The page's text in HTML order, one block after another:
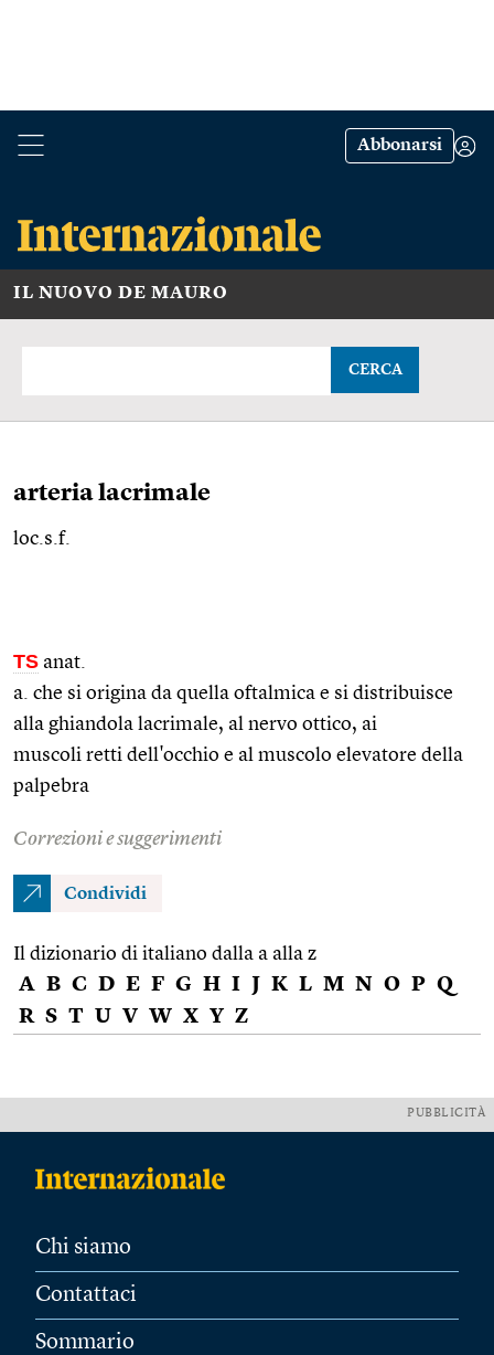
Abbonarsi
IL NUOVO DE MAURO
CERCA
arteria lacrimale
loc.s.f.
TS anat.
a. che si origina da quella oftalmica e si distribuisce
alla ghiandola lacrimale, al nervo ottico, ai
muscoli retti dell'occhio e al muscolo elevatore della
palpebra
Correzioni e suggerimenti
Condividi
Il dizionario di italiano dalla a alla z
A B C D E F G H I J K L M N O P Q
R S T U V W X Y Z
PUBBLICITÀ
Chi siamo
Contattaci
Sommario